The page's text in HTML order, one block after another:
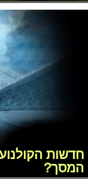
חדשות
המסך?